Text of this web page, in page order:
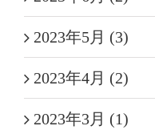
2023年5月 (3)
2023年4月 (2)
2023年3月 (1)